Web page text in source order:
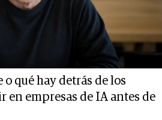
o qué hay detrás de los
en empresas de IA antes de